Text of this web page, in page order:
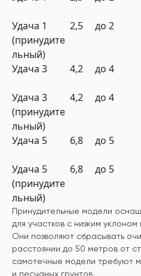
Удача 1
(принудите
льный)
2,5 до 2
Удача 3 4,2 до 4
Удача 3
(принудите
льный)
4,2 до 4
Удача 5 6,8 до 5
Удача 5
(принудите
льный)
6,8 до 5
Принудительные модели
для участков с низким
Они позволяют сбрасывать
расстоянии до 50 метров от
самотечные модели требуют
и песчаных грунтов.